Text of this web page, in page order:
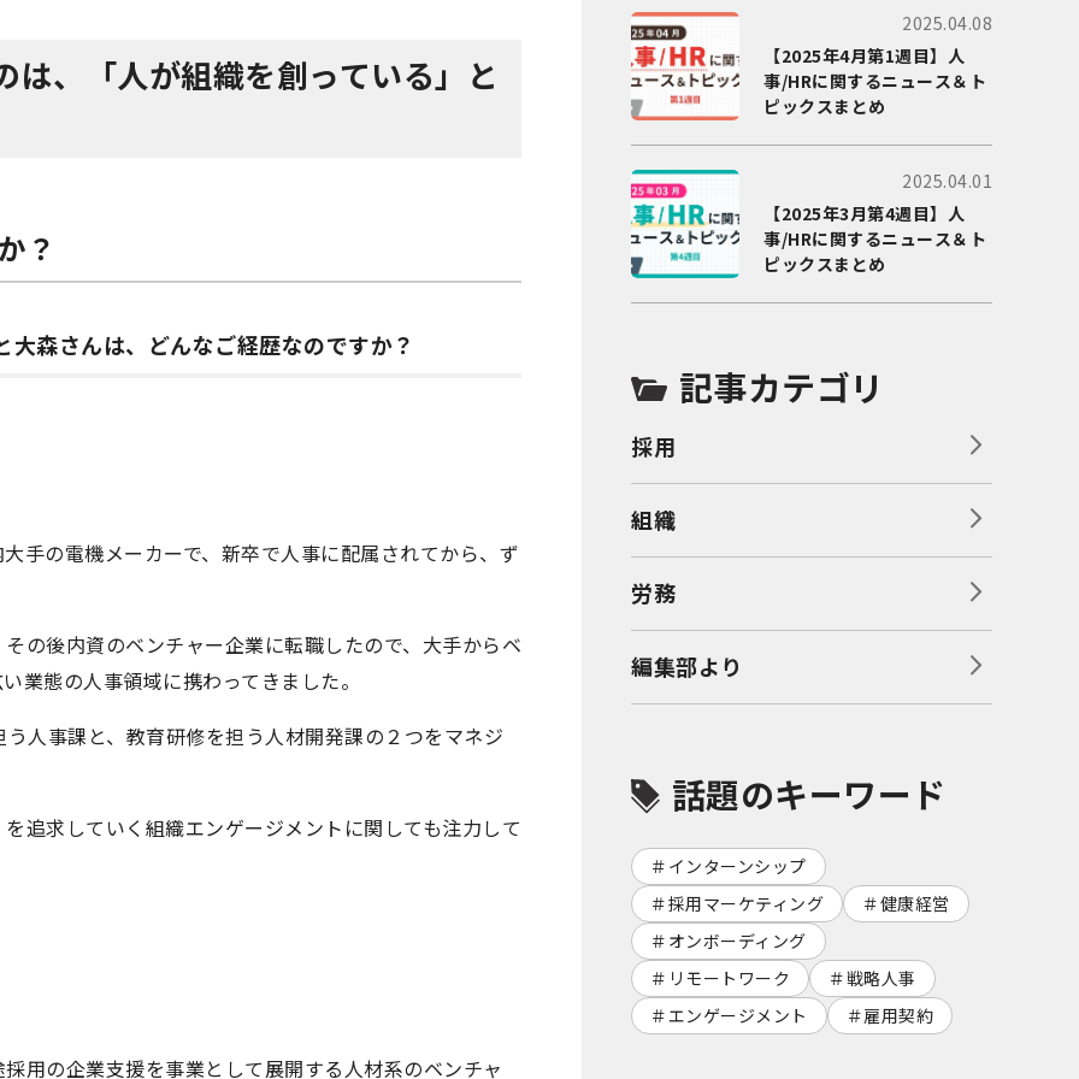
は、「人が組織を創っている」と
？
森さんは、どんなご経歴なのですか？
手の電機メーカーで、新卒で人事に配属されてから、ず
の後内資のベンチャー企業に転職したので、大手からベ
業態の人事領域に携わってきました。
人事課と、教育研修を担う人材開発課の２つをマネジ
追求していく組織エンゲージメントに関しても注力して
用の企業支援を事業として展開する人材系のベンチャ
2025.04.08
【2025年4月第1週目】人
事/HRに関するニュース＆ト
ピックスまとめ
2025.04.01
【2025年3月第4週目】人
事/HRに関するニュース＆ト
ピックスまとめ
記事カテゴリ
採用
組織
労務
編集部より
話題のキーワード
インターンシップ
採用マーケティング
健康経営
オンボーディング
リモートワーク
戦略人事
エンゲージメント
雇用契約